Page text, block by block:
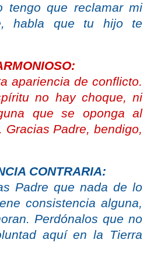
tengo que reclamar mi
habla que tu hijo te
apariencia de conflicto.
no hay choque, ni
que se oponga al
Padre, bendigo,
CONTRARIA:
Padre que nada de lo
consistencia alguna,
Perdónalos que no
aquí en la Tierra